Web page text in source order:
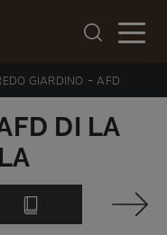
GIARDINO -AFD
DI LA